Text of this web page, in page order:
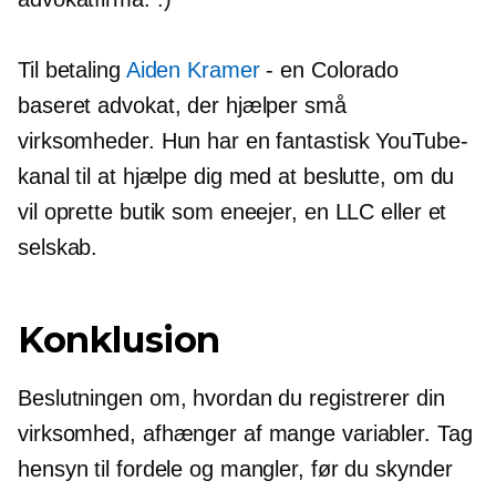
Til betaling Aiden Kramer- en Colorado
baseret advokat, der hjælper små
virksomheder. Hun har en fantastisk YouTube-
kanal til at hjælpe dig med at beslutte, om du
vil oprette butik som eneejer, en LLC eller et
selskab.
Konklusion
Beslutningen om, hvordan du registrerer din
virksomhed, afhænger af mange variabler. Tag
hensyn til fordele og mangler, før du skynder